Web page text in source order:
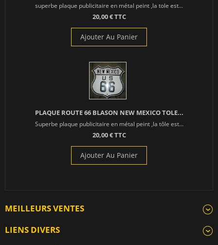
superbe plaque publicitaire en métal peint ,la tole est...
20,00 € TTC
Ajouter Au Panier
PLAQUE ROUTE 66 BLASON NEW MEXICO TOLE...
Superbe plaque publicitaire en métal peint ,la tôle est...
20,00 € TTC
Ajouter Au Panier
MEILLEURS VENTES
LIENS DIVERS